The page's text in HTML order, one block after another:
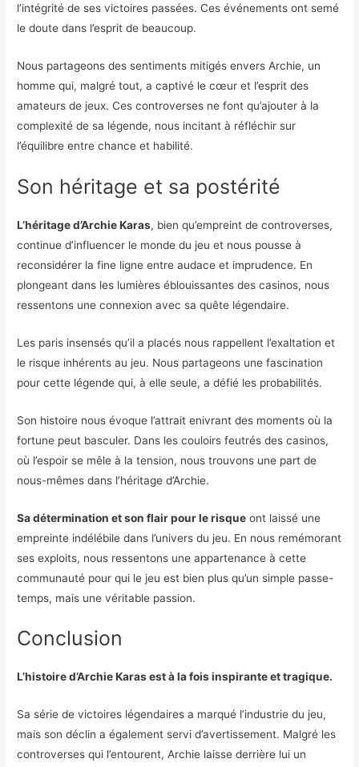
l’intégrité de ses victoires passées. Ces événements ont semé
le doute dans l’esprit de beaucoup.
Nous partageons des sentiments mitigés envers Archie, un
homme qui, malgré tout, a captivé le cœur et l’esprit des
amateurs de jeux. Ces controverses ne font qu’ajouter à la
complexité de sa légende, nous incitant à réfléchir sur
l’équilibre entre chance et habilité.
Son héritage et sa postérité
L’héritage d’Archie Karas, bien qu’empreint de controverses,
continue d’influencer le monde du jeu et nous pousse à
reconsidérer la fine ligne entre audace et imprudence. En
plongeant dans les lumières éblouissantes des casinos, nous
ressentons une connexion avec sa quête légendaire.
Les paris insensés qu’il a placés nous rappellent l’exaltation et
le risque inhérents au jeu. Nous partageons une fascination
pour cette légende qui, à elle seule, a défié les probabilités.
Son histoire nous évoque l’attrait enivrant des moments où la
fortune peut basculer. Dans les couloirs feutrés des casinos,
où l’espoir se mêle à la tension, nous trouvons une part de
nous-mêmes dans l’héritage d’Archie.
Sa détermination et son flair pour le risque ont laissé une
empreinte indélébile dans l’univers du jeu. En nous remémorant
ses exploits, nous ressentons une appartenance à cette
communauté pour qui le jeu est bien plus qu’un simple passe-
temps, mais une véritable passion.
Conclusion
L’histoire d’Archie Karas est à la fois inspirante et tragique.
Sa série de victoires légendaires a marqué l’industrie du jeu,
mais son déclin a également servi d’avertissement. Malgré les
controverses qui l’entourent, Archie laisse derrière lui un